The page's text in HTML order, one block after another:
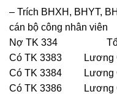
– Trích BHXH, BHYT,
cán bộ công nhân viên
Nợ TK 334 Tổng
Có TK 3383 Lương
Có TK 3384 Lương
Có TK 3386 Lương